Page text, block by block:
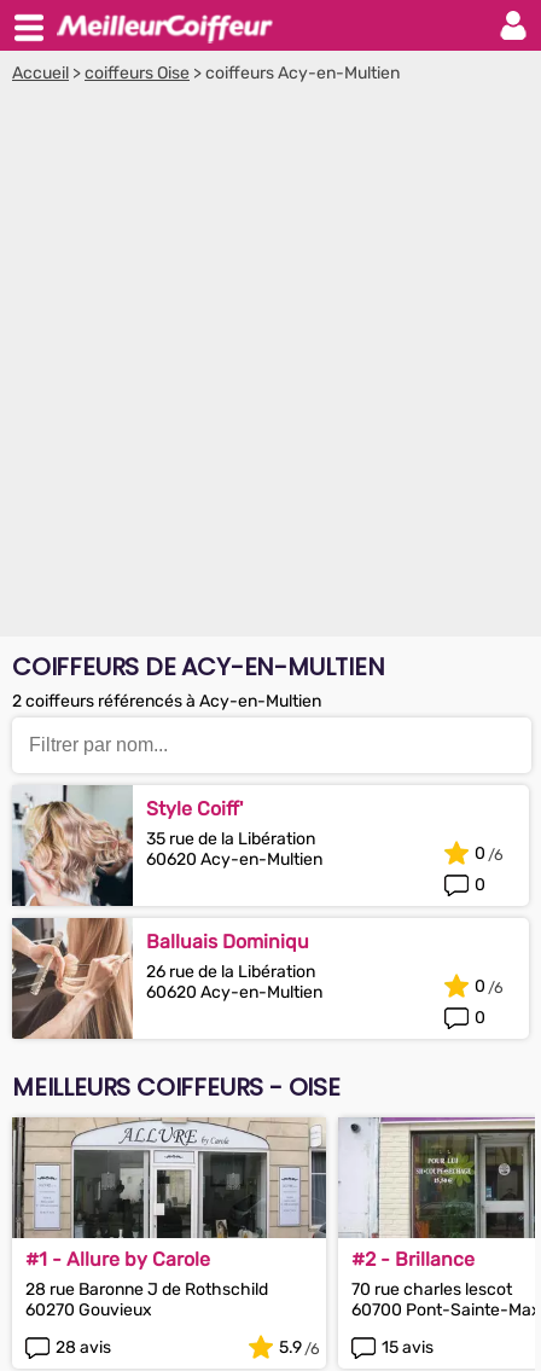
Accueil >coiffeurs Oise >coiffeurs Acy-en-Multien
COIFFEURS DE ACY-EN-MULTIEN
2 coiffeurs référencés à Acy-en-Multien
Style Coiff'
35 rue de la Libération
60620 Acy-en-Multien
0
0
Balluais Dominiqu
26 rue de la Libération
60620 Acy-en-Multien
0
0
MEILLEURS COIFFEURS - OISE
#1 - Allure by Carole
28 rue Baronne J de Rothschild
60270 Gouvieux
28 avis
5.9
#2 - Brillance
70 rue charles lescot
60700 Pont-Sainte-
15 avis